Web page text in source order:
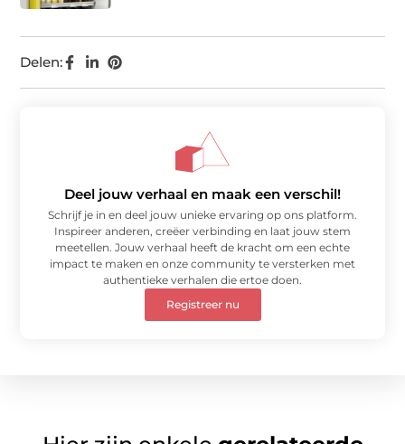
Delen:
Deel jouw verhaal en maak een verschil!
Schrijf je in en deel jouw unieke ervaring op ons platform.
Inspireer anderen, creëer verbinding en laat jouw stem
meetellen. Jouw verhaal heeft de kracht om een echte
impact te maken en onze community te versterken met
authentieke verhalen die ertoe doen.
Registreer nu